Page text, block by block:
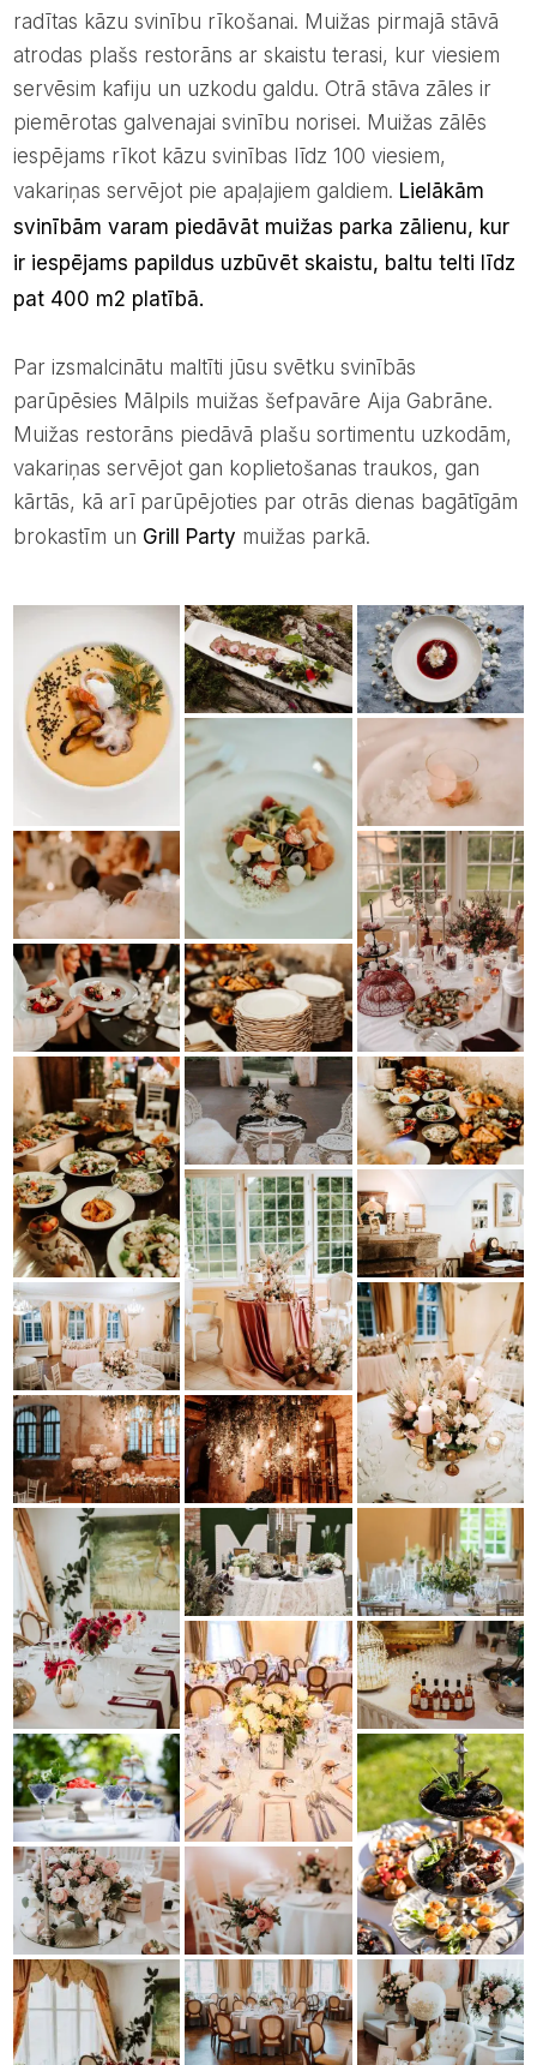
radītas kāzu svinību rīkošanai. Muižas pirmajā stāvā
atrodas plašs restorāns ar skaistu terasi, kur viesiem
servēsim kafiju un uzkodu galdu. Otrā stāva zāles ir
piemērotas galvenajai svinību norisei. Muižas zālēs
iespējams rīkot kāzu svinības līdz 100 viesiem,
vakariņas servējot pie apaļajiem galdiem. Lielākām
svinībām varam piedāvāt muižas parka zālienu, kur
ir iespējams papildus uzbūvēt skaistu, baltu telti līdz
pat 400 m2 platībā.
Par izsmalcinātu maltīti jūsu svētku svinībās
parūpēsies Mālpils muižas šefpavāre Aija Gabrāne.
Muižas restorāns piedāvā plašu sortimentu uzkodām,
vakariņas servējot gan koplietošanas traukos, gan
kārtās, kā arī parūpējoties par otrās dienas bagātīgām
brokastīm un Grill Party muižas parkā.